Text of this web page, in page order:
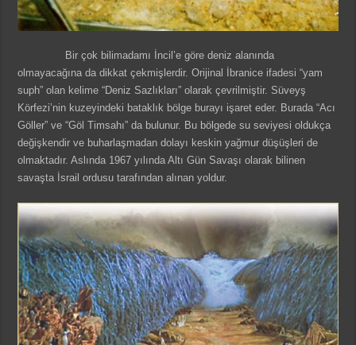
Bir çok bilimadamı İncil’e göre deniz alanında
olmayacağına da dikkat çekmişlerdir. Orijinal İbranice ifadesi “yam
suph” olan kelime “Deniz Sazlıkları” olarak çevrilmiştir. Süveyş
Körfezi’nin kuzeyindeki bataklık bölge burayı işaret eder. Burada “Acı
Göller” ve “Göl Timsahı” da bulunur. Bu bölgede su seviyesi oldukça
değişkendir ve buharlaşmadan dolayı keskin yağmur düşüşleri de
olmaktadır. Aslında 1967 yılında Altı Gün Savaşı olarak bilinen
savaşta İsrail ordusu tarafından alınan yoldur.